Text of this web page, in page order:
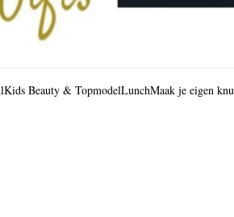
Kids Beauty & TopmodelLunchMaak je eigen